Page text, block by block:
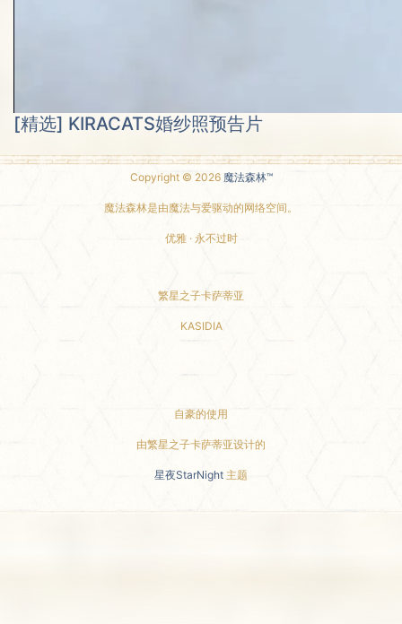
[精选] KIRACATS婚纱照预告片
Copyright © 2026 魔法森林™
魔法森林是由魔法与爱驱动的网络空间。
优雅 · 永不过时
繁星之子卡萨蒂亚
KASIDIA
自豪的使用
由繁星之子卡萨蒂亚设计的
星夜StarNight 主题